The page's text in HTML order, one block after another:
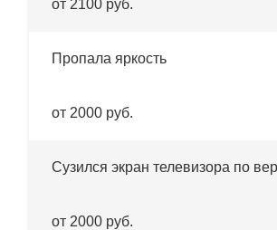
от 2100 руб.
Пропала яркость
от 2000 руб.
Сузился экран телевизора по
от 2000 руб.